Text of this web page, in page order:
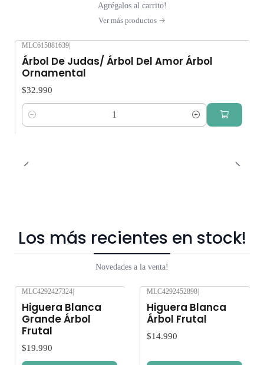
Agrégalos al carrito!
Ver más productos
MLC615881639|
Árbol De Judas/ Árbol Del Amor Árbol
Ornamental
$32.990
Cantidad
Los más recientes en stock!
Novedades a la venta!
MLC4292427324
Higuera Blanca
Grande Árbol
Frutal
$19.990
MLC4292452898
Higuera Blanca
Árbol Frutal
$14.990